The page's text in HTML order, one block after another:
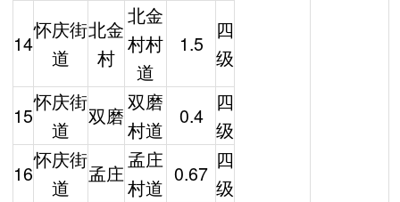
14
怀庆街
道
北金
村
北金
村村
道
1.5
四
级
15
怀庆街
道
双磨
双磨
村道
0.4
四
级
16
怀庆街
道
孟庄
孟庄
村道
0.67
四
级